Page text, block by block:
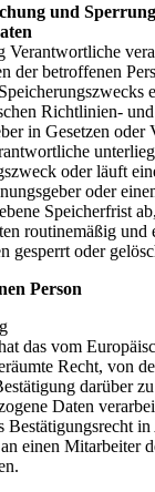
und
Verantwortliche
der betroffenen
Richtlinien-
in Gesetzen
oder läuft
oder
Speicherfrist
routinemäßig und
gesperrt oder
Person
das vom
Recht, von
darüber
Daten
Bestätigungsrecht
einen Mitarbeiter